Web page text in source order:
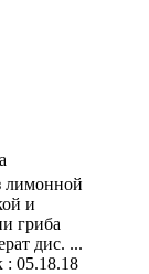
лимонной
и
гриба
дис. ...
: 05.18.18